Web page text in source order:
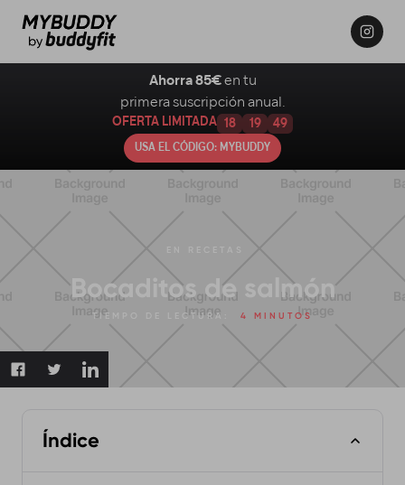
Bocaditos de salmón
TIEMPO DE LECTURA: 4 MINUTOS
Índice
Ahorra 85€ en tu
primera suscripción anual.
OFERTA LIMITADA 18 19 48
USA EL CÓDIGO: MYBUDDY